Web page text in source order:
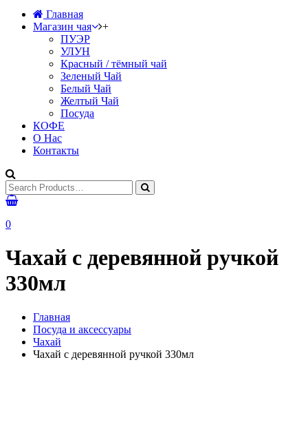
Главная
Магазин чая
+
ПУЭР
УЛУН
Красный / тёмный чай
Зеленый Чай
Белый Чай
Желтый Чай
Посуда
КОФЕ
О Нас
Контакты
0
Чахай с деревянной ручкой
330мл
Главная
Посуда и аксессуары
Чахай
Чахай с деревянной ручкой 330мл